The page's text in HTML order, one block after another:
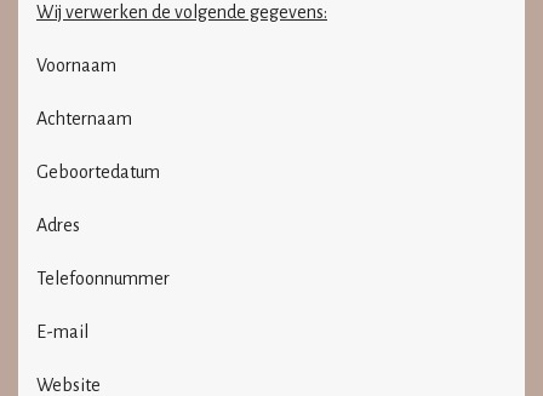
Wij verwerken de volgende gegevens:
Voornaam
Achternaam
Geboortedatum
Adres
Telefoonnummer
E-mail
Website